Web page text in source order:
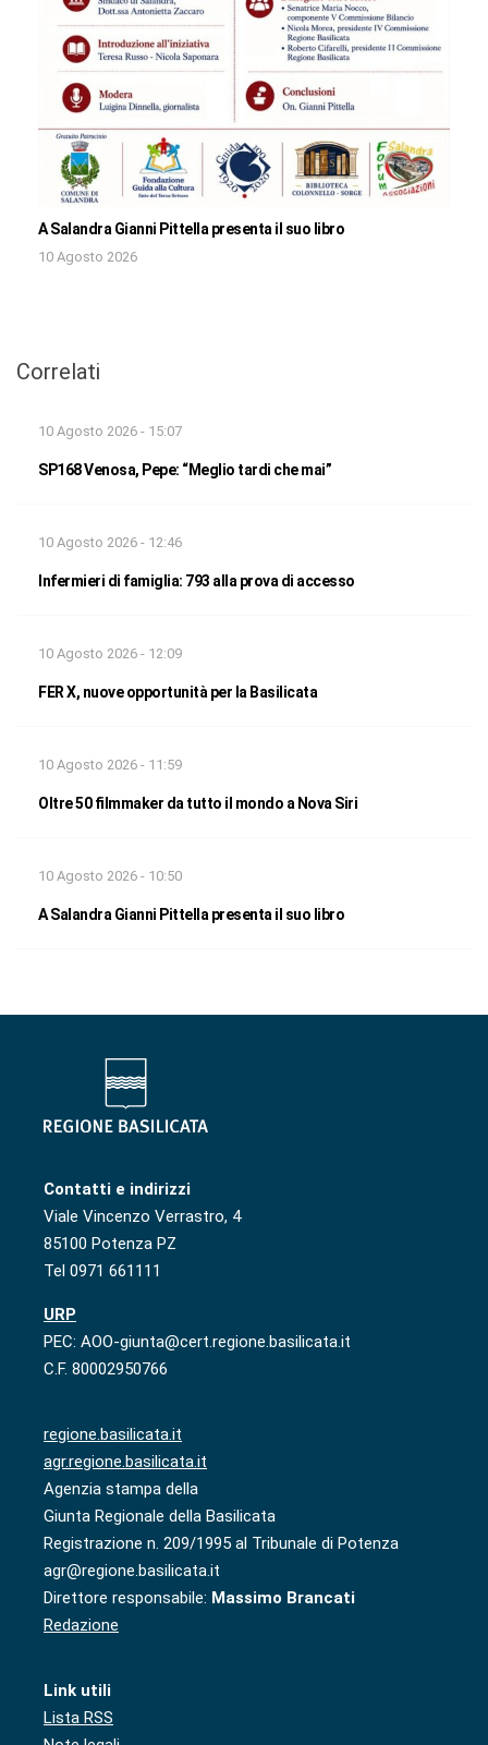
A Salandra Gianni Pittella presenta il suo libro
10 Agosto 2026
Correlati
10 Agosto 2026 - 15:07
SP168 Venosa, Pepe: “Meglio tardi che mai”
10 Agosto 2026 - 12:46
Infermieri di famiglia: 793 alla prova di accesso
10 Agosto 2026 - 12:09
FER X, nuove opportunità per la Basilicata
10 Agosto 2026 - 11:59
Oltre 50 filmmaker da tutto il mondo a Nova Siri
10 Agosto 2026 - 10:50
A Salandra Gianni Pittella presenta il suo libro
Contatti e indirizzi
Viale Vincenzo Verrastro, 4
85100 Potenza PZ
Tel 0971 661111
URP
PEC: AOO-giunta@cert.regione.basilicata.it
C.F. 80002950766
regione.basilicata.it
agr.regione.basilicata.it
Agenzia stampa della
Giunta Regionale della Basilicata
Registrazione n. 209/1995 al Tribunale di Potenza
agr@regione.basilicata.it
Direttore responsabile: Massimo Brancati
Redazione
Link utili
Lista RSS